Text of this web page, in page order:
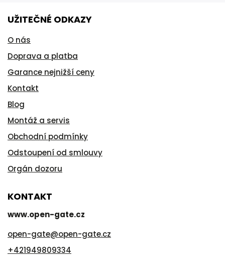
UŽITEČNÉ ODKAZY
O nás
Doprava a platba
Garance nejnižší ceny
Kontakt
Blog
Montáž a servis
Obchodní podmínky
Odstoupení od smlouvy
Orgán dozoru
KONTAKT
www.open-gate.cz
open-gate@open-gate.cz
+421949809334